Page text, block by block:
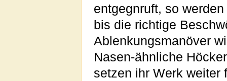
entgegnruft, so
bis die richtige
Ablenkungsmanöver
Nasen-ähnliche
setzen ihr Werk